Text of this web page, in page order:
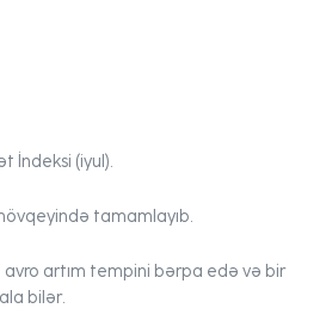
İndeksi (iyul).
tamamlayıb.
avro artım tempini bərpa edə və bir
bilər.